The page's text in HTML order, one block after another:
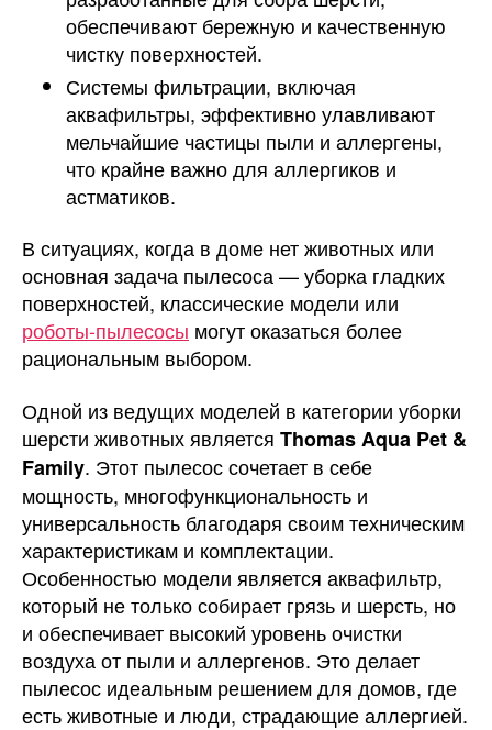
обеспечивают бережную и качественную
чистку поверхностей.
Системы фильтрации, включая
аквафильтры, эффективно улавливают
мельчайшие частицы пыли и аллергены,
что крайне важно для аллергиков и
астматиков.
В ситуациях, когда в доме нет животных или
основная задача пылесоса — уборка гладких
поверхностей, классические модели или
роботы-пылесосы могут оказаться более
рациональным выбором.
Одной из ведущих моделей в категории уборки
шерсти животных является Thomas Aqua Pet &
Family. Этот пылесос сочетает в себе
мощность, многофункциональность и
универсальность благодаря своим техническим
характеристикам и комплектации.
Особенностью модели является аквафильтр,
который не только собирает грязь и шерсть, но
и обеспечивает высокий уровень очистки
воздуха от пыли и аллергенов. Это делает
пылесос идеальным решением для домов, где
есть животные и люди, страдающие аллергией.